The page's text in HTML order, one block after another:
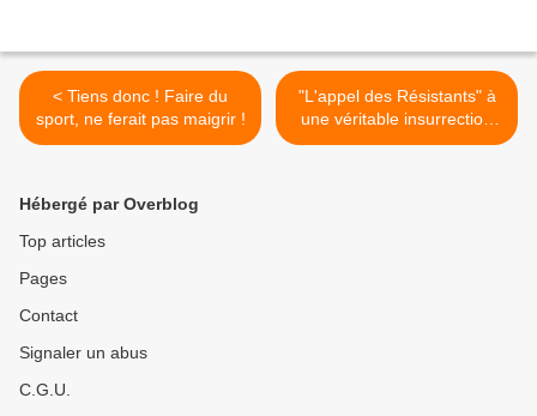
< Tiens donc ! Faire du
sport, ne ferait pas maigrir !
"L'appel des Résistants" à
une véritable insurrection
pacifique >
Hébergé par Overblog
Top articles
Pages
Contact
Signaler un abus
C.G.U.